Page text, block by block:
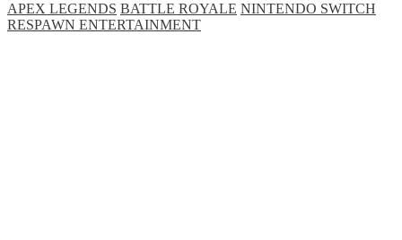
APEX LEGENDS BATTLE ROYALE NINTENDO SWITCH
RESPAWN ENTERTAINMENT